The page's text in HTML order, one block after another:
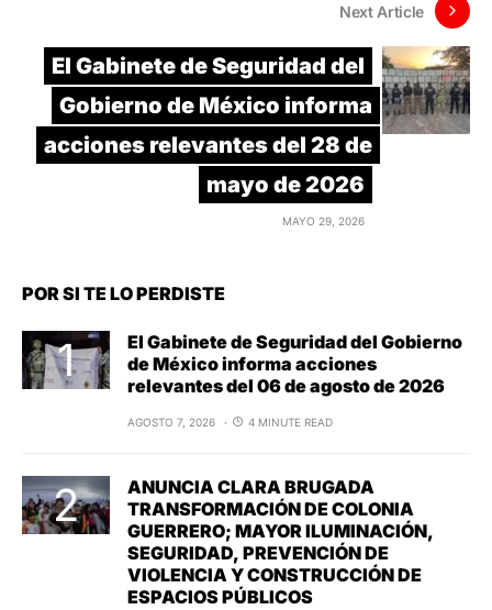
Next Article
El Gabinete de Seguridad del
Gobierno de México informa
acciones relevantes del 28 de
mayo de 2026
MAYO 29, 2026
POR SI TE LO PERDISTE
El Gabinete de Seguridad del Gobierno
de México informa acciones
relevantes del 06 de agosto de 2026
AGOSTO 7, 2026 4 MINUTE READ
ANUNCIA CLARA BRUGADA
TRANSFORMACIÓN DE COLONIA
GUERRERO; MAYOR ILUMINACIÓN,
SEGURIDAD, PREVENCIÓN DE
VIOLENCIA Y CONSTRUCCIÓN DE
ESPACIOS PÚBLICOS